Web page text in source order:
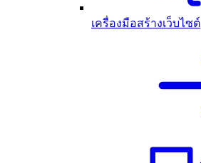
เครื่องมือสร้างเว็บไซต์